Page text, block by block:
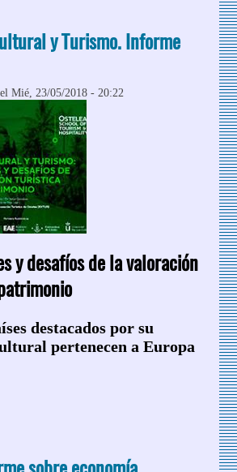
y Turismo. Informe
el Mié, 23/05/2018 - 20:22
y desafíos de la valoración
destacados por su
pertenecen a Europa